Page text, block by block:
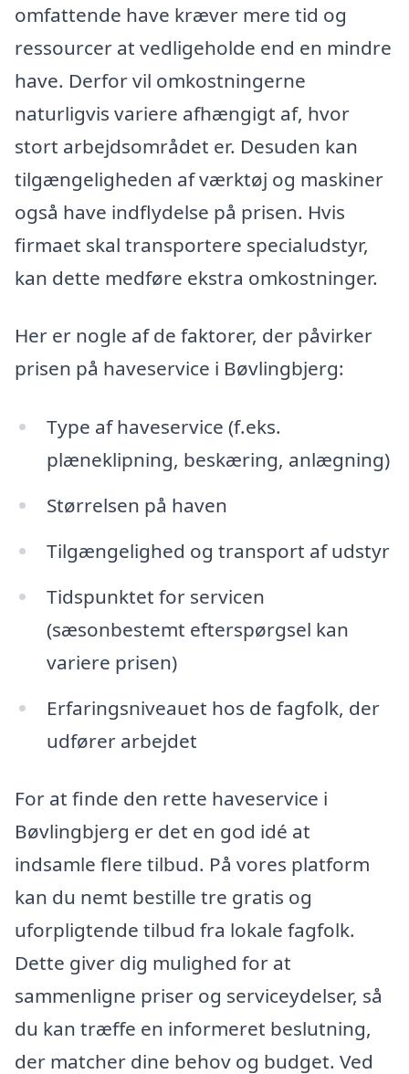
omfattende have kræver mere tid og
ressourcer at vedligeholde end en mindre
have. Derfor vil omkostningerne
naturligvis variere afhængigt af, hvor
stort arbejdsområdet er. Desuden kan
tilgængeligheden af værktøj og maskiner
også have indflydelse på prisen. Hvis
firmaet skal transportere specialudstyr,
kan dette medføre ekstra omkostninger.
Her er nogle af de faktorer, der påvirker
prisen på haveservice i Bøvlingbjerg:
Type af haveservice (f.eks.
plæneklipning, beskæring, anlægning)
Størrelsen på haven
Tilgængelighed og transport af udstyr
Tidspunktet for servicen
(sæsonbestemt efterspørgsel kan
variere prisen)
Erfaringsniveauet hos de fagfolk, der
udfører arbejdet
For at finde den rette haveservice i
Bøvlingbjerg er det en god idé at
indsamle flere tilbud. På vores platform
kan du nemt bestille tre gratis og
uforpligtende tilbud fra lokale fagfolk.
Dette giver dig mulighed for at
sammenligne priser og serviceydelser, så
du kan træffe en informeret beslutning,
der matcher dine behov og budget. Ved